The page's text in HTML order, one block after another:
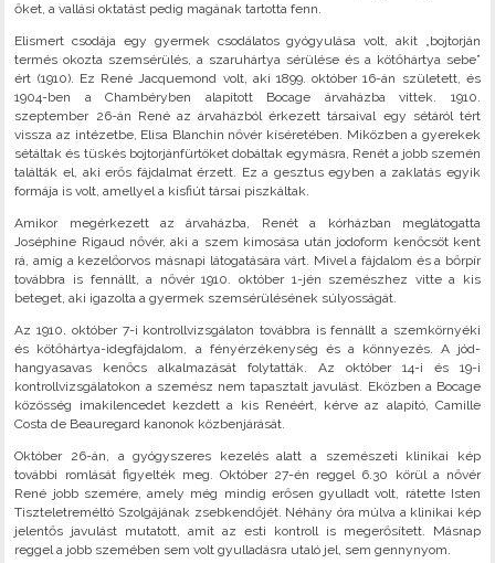
őket, a vallási oktatást pedig magának tartotta fenn.
Elismert csodája egy gyermek csodálatos gyógyulása volt, akit „bojtorján
termés okozta szemsérülés, a szaruhártya sérülése és a kötőhártya sebe”
ért (1910). Ez René Jacquemond volt, aki 1899. október 16-án született, és
1904-ben a Chambéryben alapított Bocage árvaházba vittek. 1910.
szeptember 26-án René az árvaházból érkezett társaival egy sétáról tért
vissza az intézetbe, Elisa Blanchin nővér kíséretében. Miközben a gyerekek
sétáltak és tüskés bojtorjánfürtöket dobáltak egymásra, Renét a jobb szemén
találták el, aki erős fájdalmat érzett. Ez a gesztus egyben a zaklatás egyik
formája is volt, amellyel a kisfiút társai piszkáltak.
Amikor megérkezett az árvaházba, Renét a kórházban meglátogatta
Joséphine Rigaud nővér, aki a szem kimosása után jodoform kenőcsöt kent
rá, amíg a kezelőorvos másnapi látogatására várt. Mivel a fájdalom és a bőrpír
továbbra is fennállt, a nővér 1910. október 1-jén szemészhez vitte a kis
beteget, aki igazolta a gyermek szemsérülésének súlyosságát.
Az 1910. október 7-i kontrollvizsgálaton továbbra is fennállt a szemkörnyéki
és kötőhártya-idegfájdalom, a fényérzékenység és a könnyezés. A jód-
hangyasavas kenőcs alkalmazását folytatták. Az október 14-i és 19-i
kontrollvizsgálatokon a szemész nem tapasztalt javulást. Eközben a Bocage
közösség imakilencedet kezdett a kis Renéért, kérve az alapító, Camille
Costa de Beauregard kanonok közbenjárását.
Október 26-án, a gyógyszeres kezelés alatt a szemészeti klinikai kép
további romlását figyelték meg. Október 27-én reggel 6.30 körül a nővér
René jobb szemére, amely még mindig erősen gyulladt volt, rátette Isten
Tiszteletreméltó Szolgájának zsebkendőjét. Néhány óra múlva a klinikai kép
jelentős javulást mutatott, amit az esti kontroll is megerősített. Másnap
reggel a jobb szemében sem volt gyulladásra utaló jel, sem gennynyom.